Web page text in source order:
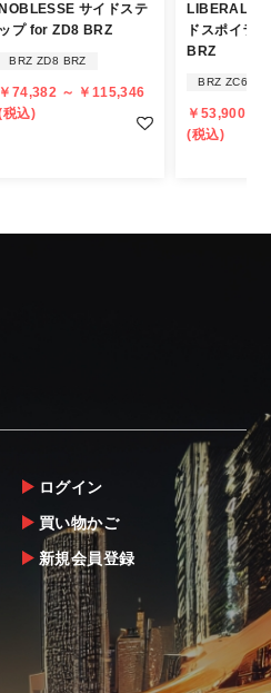
ラー等の大型商品は、
所止めができないこと
ださい。
も、メーカーによって
付店等の業者様をご指
、配送先が自動車関連
出来ないことがあるこ
い。
に開封のうえ、中身をご
ーでは販売する商品に万
おりますが、
あった場合は商品出荷
お願いします。
着後の交換や返品は、
けできません。
NOBLESSE サイドステ
ップ for ZD8 BRZ
BRZ ZD8 BRZ
￥74,382 ～ ￥115,346
税込)
LIBERAL
ドスポイラ
BRZ
BRZ ZC6
￥53,900 ～
(税込)
ログイン
買い物かご
新規会員登録